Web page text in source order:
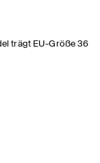
trägt EU-Größe 36